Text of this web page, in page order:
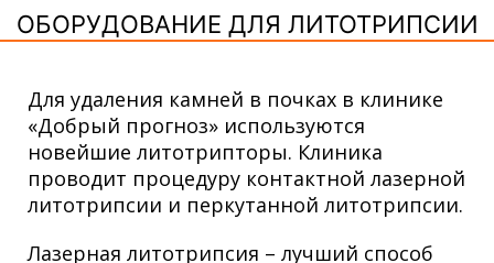
ОБОРУДОВАНИЕ ДЛЯ ЛИТОТРИПСИИ
Для удаления камней в почках в клинике
«Добрый прогноз» используются
новейшие литотрипторы. Клиника
проводит процедуру контактной лазерной
литотрипсии и перкутанной литотрипсии.
Лазерная литотрипсия – лучший способ